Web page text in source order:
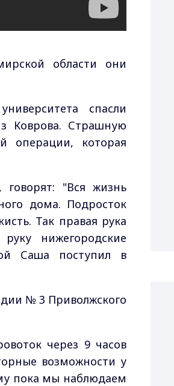
области они
спасли
Коврова. Страшную
операции, которая
"Вся жизнь
дома. Подросток
Так правая рука
нижегородские
Саша поступил в
№ 3 Приволжского
через 9 часов
возможности у
пока мы наблюдаем